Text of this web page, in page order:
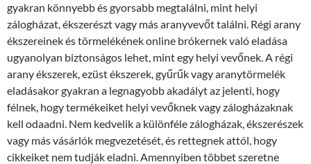
gyakran könnyebb és gyorsabb megtalálni, mint helyi
zálogházat, ékszerészt vagy más aranyvevőt találni. Régi arany
ékszereinek és törmelékének online brókernek való eladása
ugyanolyan biztonságos lehet, mint egy helyi vevőnek. A régi
arany ékszerek, ezüst ékszerek, gyűrűk vagy aranytörmelék
eladásakor gyakran a legnagyobb akadályt az jelenti, hogy
félnek, hogy termékeiket helyi vevőknek vagy zálogházaknak
kell odaadni. Nem kedvelik a különféle zálogházak, ékszerészek
vagy más vásárlók megvezetését, és rettegnek attól, hogy
cikkeiket nem tudják eladni. Amennyiben többet szeretne